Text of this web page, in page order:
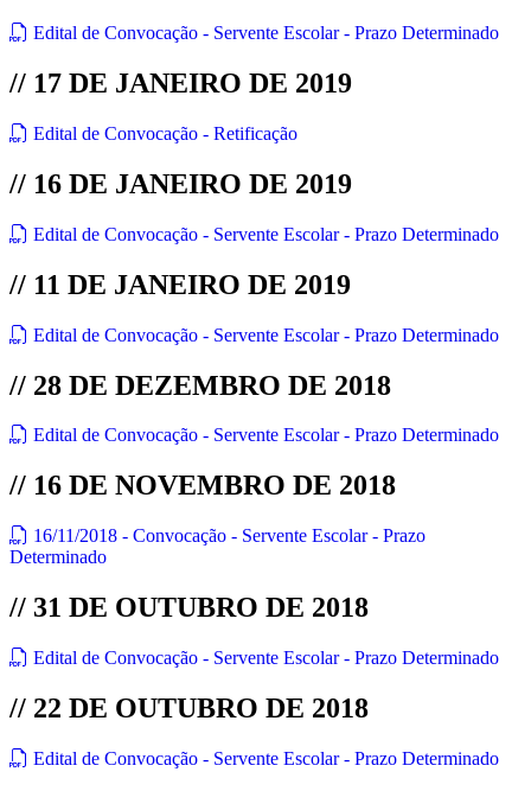
Edital de Convocação - Servente Escolar - Prazo Determinado
// 17 DE JANEIRO DE 2019
Edital de Convocação - Retificação
// 16 DE JANEIRO DE 2019
Edital de Convocação - Servente Escolar - Prazo Determinado
// 11 DE JANEIRO DE 2019
Edital de Convocação - Servente Escolar - Prazo Determinado
// 28 DE DEZEMBRO DE 2018
Edital de Convocação - Servente Escolar - Prazo Determinado
// 16 DE NOVEMBRO DE 2018
16/11/2018 - Convocação - Servente Escolar - Prazo
Determinado
// 31 DE OUTUBRO DE 2018
Edital de Convocação - Servente Escolar - Prazo Determinado
// 22 DE OUTUBRO DE 2018
Edital de Convocação - Servente Escolar - Prazo Determinado